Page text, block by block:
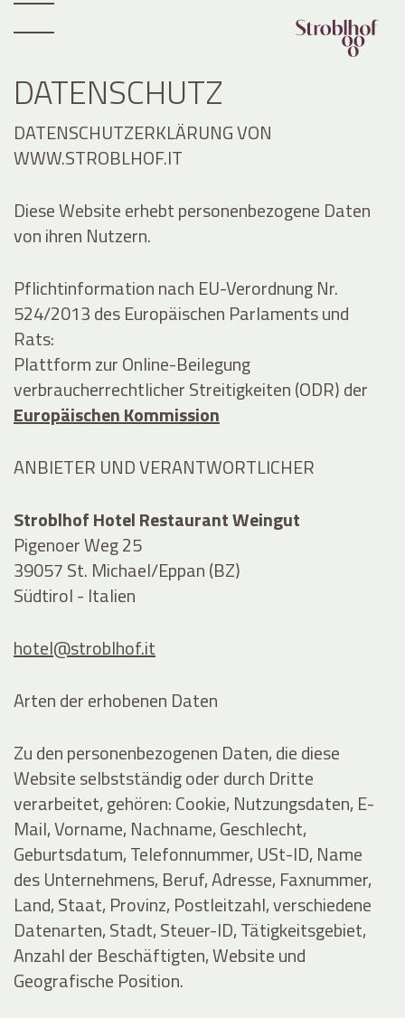
DATENSCHUTZ
DATENSCHUTZERKLÄRUNG VON
WWW.STROBLHOF.IT
Diese Website erhebt personenbezogene Daten
von ihren Nutzern.
Pflichtinformation nach EU-Verordnung Nr.
524/2013 des Europäischen Parlaments und
Rats:
Plattform zur Online-Beilegung
verbraucherrechtlicher Streitigkeiten (ODR) der
Europäischen Kommission
ANBIETER UND VERANTWORTLICHER
Stroblhof Hotel Restaurant Weingut
Pigenoer Weg 25
39057 St. Michael/Eppan (BZ)
Südtirol - Italien
hotel@stroblhof.it
Arten der erhobenen Daten
Zu den personenbezogenen Daten, die diese
Website selbstständig oder durch Dritte
verarbeitet, gehören: Cookie, Nutzungsdaten, E-
Mail, Vorname, Nachname, Geschlecht,
Geburtsdatum, Telefonnummer, USt-ID, Name
des Unternehmens, Beruf, Adresse, Faxnummer,
Land, Staat, Provinz, Postleitzahl, verschiedene
Datenarten, Stadt, Steuer-ID, Tätigkeitsgebiet,
Anzahl der Beschäftigten, Website und
Geografische Position.